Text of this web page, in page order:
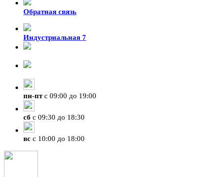
Обратная связь
Индустриальная 7
пн-птс 09:00 до 19:00
сб с 09:30 до 18:30
вс с 10:00 до 18:00